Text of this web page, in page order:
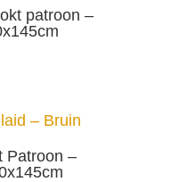
patroon –
Patroon –